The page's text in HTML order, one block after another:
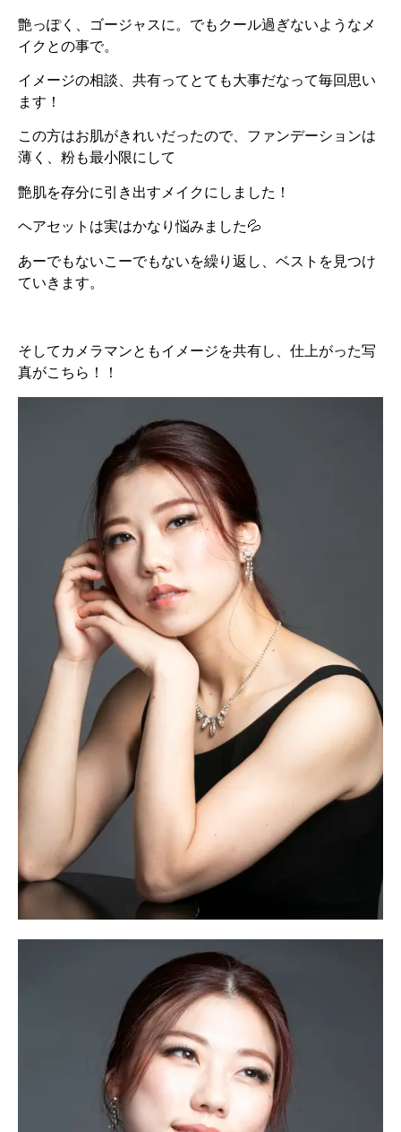
艶っぽく、ゴージャスに。でもクール過ぎないようなメ
イクとの事で。
イメージの相談、共有ってとても大事だなって毎回思い
ます！
この方はお肌がきれいだったので、ファンデーションは
薄く、粉も最小限にして
艶肌を存分に引き出すメイクにしました！
ヘアセットは実はかなり悩みました💦
あーでもないこーでもないを繰り返し、ベストを見つけ
ていきます。
そしてカメラマンともイメージを共有し、仕上がった写
真がこちら！！